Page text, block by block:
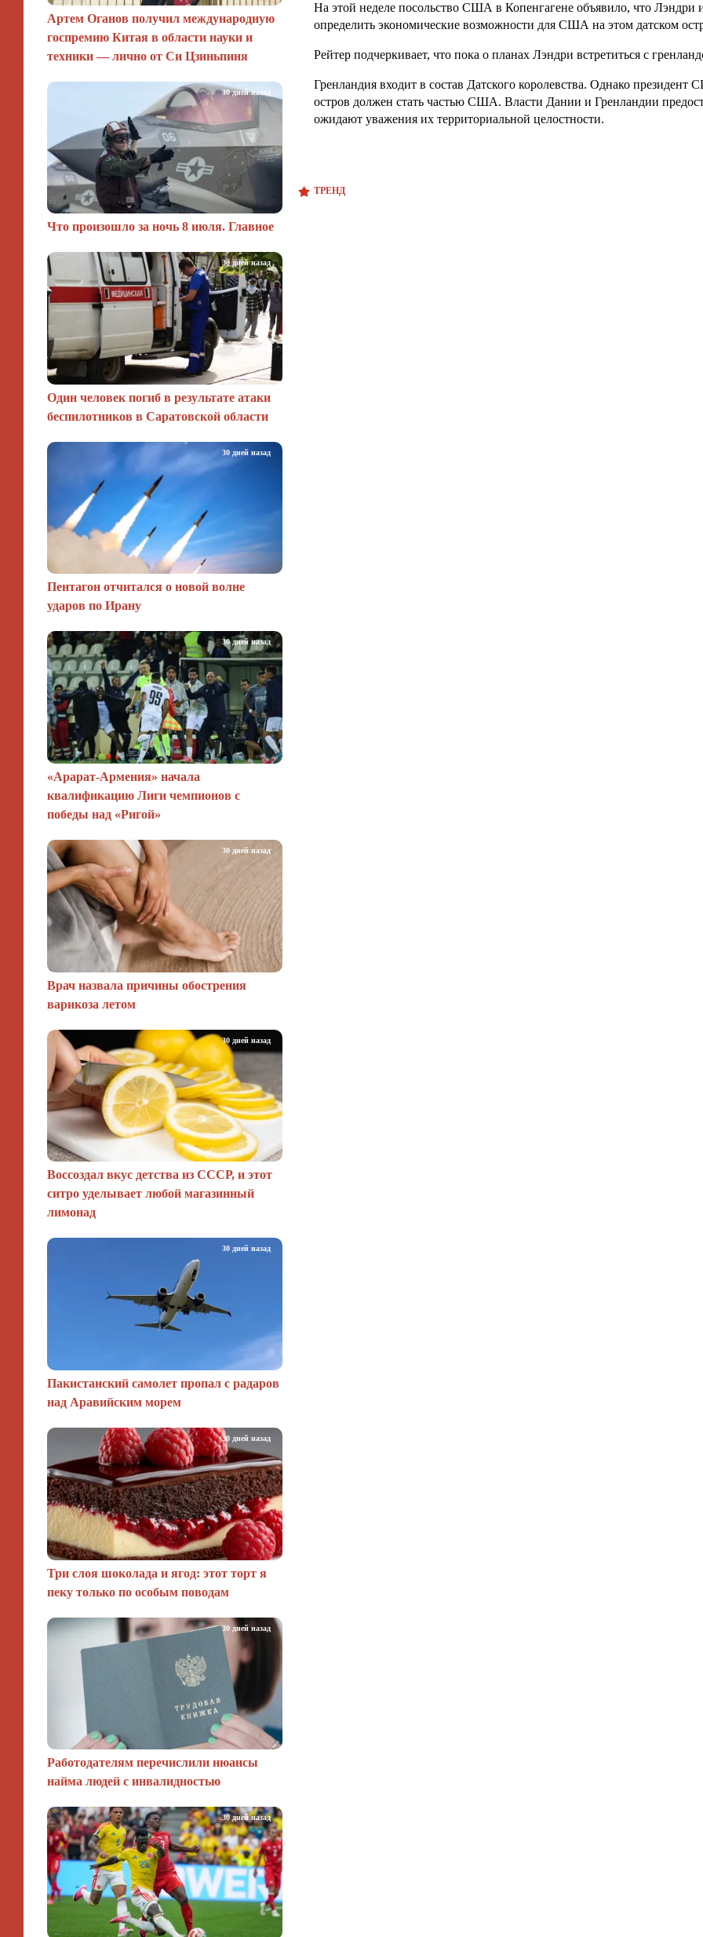
Артем Оганов получил международную
госпремию Китая в области науки и
техники — лично от Си Цзиньпиня
Что произошло за ночь 8 июля. Главное
30 дней назад
Один человек погиб в результате атаки
беспилотников в Саратовской области
30 дней назад
Пентагон отчитался о новой волне
ударов по Ирану
30 дней назад
«Арарат‑Армения» начала
квалификацию Лиги чемпионов с
победы над «Ригой»
30 дней назад
Врач назвала причины обострения
варикоза летом
30 дней назад
Воссоздал вкус детства из СССР, и этот
ситро уделывает любой магазинный
лимонад
30 дней назад
Пакистанский самолет пропал с радаров
над Аравийским морем
30 дней назад
Три слоя шоколада и ягод: этот торт я
пеку только по особым поводам
30 дней назад
Работодателям перечислили нюансы
найма людей с инвалидностью
30 дней назад
30 дней назад
На этой неделе посольство США в Копенгагене объявило, что Лэндри
определить экономические возможности для США на этом датском
Рейтер подчеркивает, что пока о планах Лэндри встретиться с
Гренландия входит в состав Датского королевства. Однако
остров должен стать частью США. Власти Дании и Гренландии
ожидают уважения их территориальной целостности.
ТРЕНД